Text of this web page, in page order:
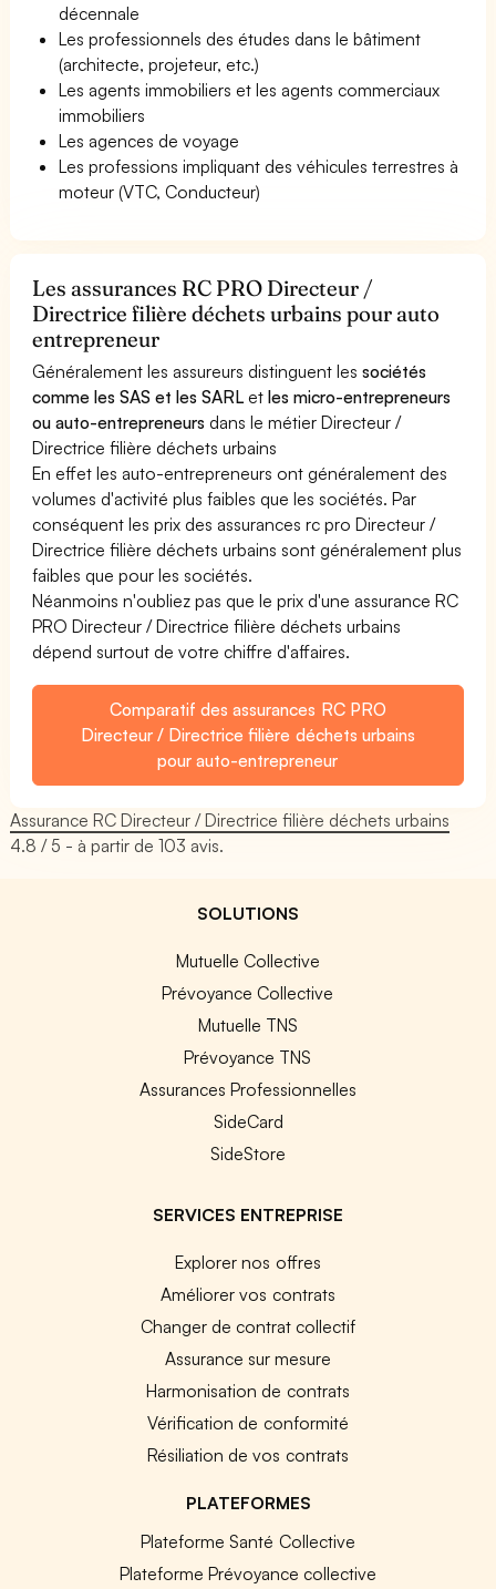
décennale
Les professionnels des études dans le bâtiment
(architecte, projeteur, etc.)
Les agents immobiliers et les agents commerciaux
immobiliers
Les agences de voyage
Les professions impliquant des véhicules terrestres à
moteur (VTC, Conducteur)
Les assurances RC PRO Directeur /
Directrice filière déchets urbains pour auto
entrepreneur
Généralement les assureurs distinguent lessociétés
comme les SAS et les SARL etles micro-entrepreneurs
ou auto-entrepreneurs dans le métier Directeur /
Directrice filière déchets urbains
En effet les auto-entrepreneurs ont généralement des
volumes d'activité plus faibles que les sociétés. Par
conséquent les prix des assurances rc pro Directeur /
Directrice filière déchets urbains sont généralement plus
faibles que pour les sociétés.
Néanmoins n'oubliez pas que le prix d'une assurance RC
PRO Directeur / Directrice filière déchets urbains
dépend surtout de votre chiffre d'affaires.
Comparatif des assurances RC PRO
Directeur / Directrice filière déchets urbains
pour auto-entrepreneur
Assurance RC Directeur / Directrice filière déchets urbains
4.8 / 5 - à partir de103 avis.
SOLUTIONS
Mutuelle Collective
Prévoyance Collective
Mutuelle TNS
Prévoyance TNS
Assurances Professionnelles
SideCard
SideStore
SERVICES ENTREPRISE
Explorer nos offres
Améliorer vos contrats
Changer de contrat collectif
Assurance sur mesure
Harmonisation de contrats
Vérification de conformité
Résiliation de vos contrats
PLATEFORMES
Plateforme Santé Collective
Plateforme Prévoyance collective